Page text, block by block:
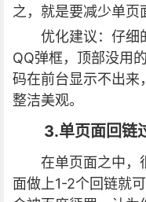
之，就是要减少单页
优化建议：仔细
QQ弹框，顶部没用
码在前台显示不出来
整洁美观。
3.单页面回链
在单页面之中，
面做上1-2个回链就